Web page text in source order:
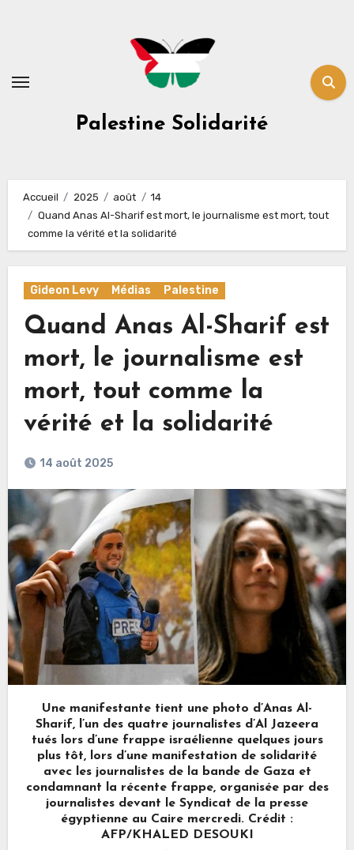
Palestine Solidarité
Accueil 2025 août
14
Quand Anas Al-Sharif est mort, le journalisme est mort, tout
comme la vérité et la solidarité
Gideon Levy Médias Palestine
Quand Anas Al-Sharif est
mort, le journalisme est
mort, tout comme la
vérité et la solidarité
14 août 2025
Une manifestante tient une photo d’Anas Al-
Sharif, l’un des quatre journalistes d’Al Jazeera
tués lors d’une frappe israélienne quelques jours
plus tôt, lors d’une manifestation de solidarité
avec les journalistes de la bande de Gaza et
condamnant la récente frappe, organisée par des
journalistes devant le Syndicat de la presse
égyptienne au Caire mercredi. Crédit :
AFP/KHALED DESOUKI